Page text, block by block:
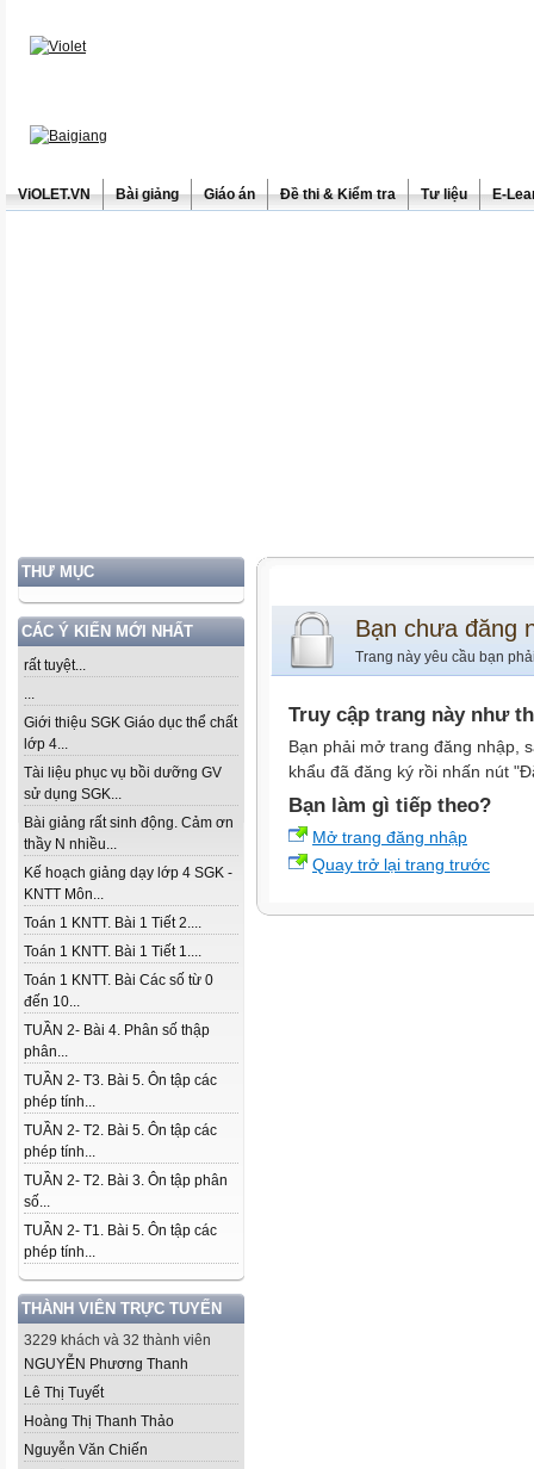
ViOLET.VN Bài giảng Giáo án Đề thi & Kiểm tra Tư liệu E-
THƯ MỤC
CÁC Ý KIẾN MỚI NHẤT
rất tuyệt...
...
Giới thiệu SGK Giáo dục thể chất
lớp 4...
Tài liệu phục vụ bồi dưỡng GV
sử dụng SGK...
Bài giảng rất sinh động. Cảm ơn
thầy N nhiều...
Kế hoạch giảng dạy lớp 4 SGK -
KNTT Môn...
Toán 1 KNTT. Bài 1 Tiết 2....
Toán 1 KNTT. Bài 1 Tiết 1....
Toán 1 KNTT. Bài Các số từ 0
đến 10...
TUẦN 2- Bài 4. Phân số thập
phân...
TUẦN 2- T3. Bài 5. Ôn tập các
phép tính...
TUẦN 2- T2. Bài 5. Ôn tập các
phép tính...
TUẦN 2- T2. Bài 3. Ôn tập phân
số...
TUẦN 2- T1. Bài 5. Ôn tập các
phép tính...
THÀNH VIÊN TRỰC TUYẾN
3229 khách và 32 thành viên
NGUYỄN Phương Thanh
Lê Thị Tuyết
Hoàng Thị Thanh Thảo
Nguyễn Văn Chiến
Bạn chưa đăng
Trang này yêu cầu bạn
Truy cập trang này như
Bạn phải mở trang đăng nhập,
khẩu đã đăng ký rồi nhấn nút
Bạn làm gì tiếp theo?
Mở trang đăng nhập
Quay trở lại trang trước